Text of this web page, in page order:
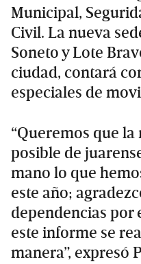
Municipal,
Civil. La nueva
Soneto y Lote
ciudad, contará
especiales de
“Queremos que
posible de
mano lo que
este año;
dependencias por
este informe se
manera”, expresó